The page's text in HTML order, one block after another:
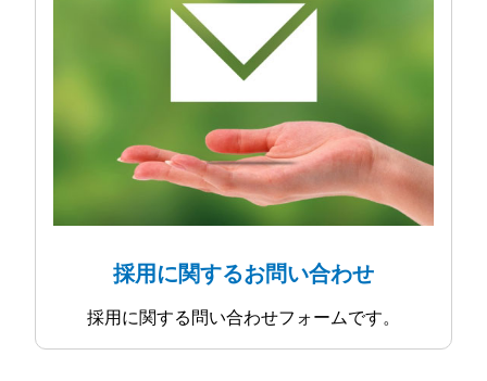
採用に関するお問い合わせ
採用に関する問い合わせフォームです。